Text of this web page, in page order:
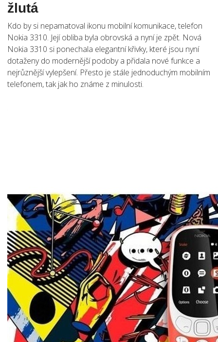
žlutá
Kdo by si nepamatoval ikonu mobilní komunikace, telefon
Nokia 3310. Její obliba byla obrovská a nyní je zpět. Nová
Nokia 3310 si ponechala elegantní křivky, které jsou nyní
dotaženy do modernější podoby a přidala nové funkce a
nejrůznější vylepšení. Přesto je stále jednoduchým mobilním
telefonem, tak jak ho známe z minulosti.